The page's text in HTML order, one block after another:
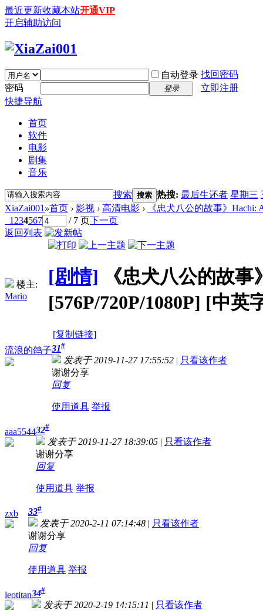
最近更新收藏本站开通VIP
开启辅助访问
自动登录 找回密码
密码
登录
立即注册
快捷导航
首页
软件
电影
剧集
音乐
搜索 搜索 热搜: 最后生还者 星期三
XiaZai001 »首页 › 影视 › 高清电影 ›
《忠犬八公的故事》Hachi:
1 234567 / 7 页下一页
返回列表
楼主:
Mario
[剧情]
《忠犬八公的故事
[576P/720P/1080P] [中英
[复制链接]
流浪的鸽子31#
发表于 2019-11-27 17:55:52 | 只看该作者
谢谢分享
回复
使用道具 举报
aaa554432#
发表于 2019-11-27 18:39:05 | 只看该作者
谢谢分享
回复
使用道具 举报
zxb 33#
发表于 2020-2-11 07:14:48 | 只看该作者
谢谢分享
回复
使用道具 举报
leotitan34#
发表于 2020-2-19 14:15:11 | 只看该作者